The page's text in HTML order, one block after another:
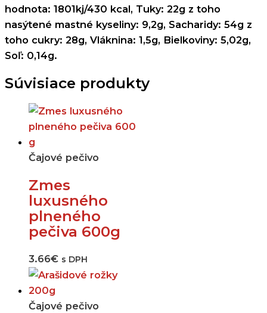
hodnota: 1801kj/430 kcal, Tuky: 22g z toho
nasýtené mastné kyseliny: 9,2g, Sacharidy: 54g z
toho cukry: 28g, Vláknina: 1,5g, Bielkoviny: 5,02g,
Soľ: 0,14g.
Súvisiace produkty
Čajové pečivo
Zmes
luxusného
plneného
pečiva 600g
3.66€ s DPH
Čajové pečivo